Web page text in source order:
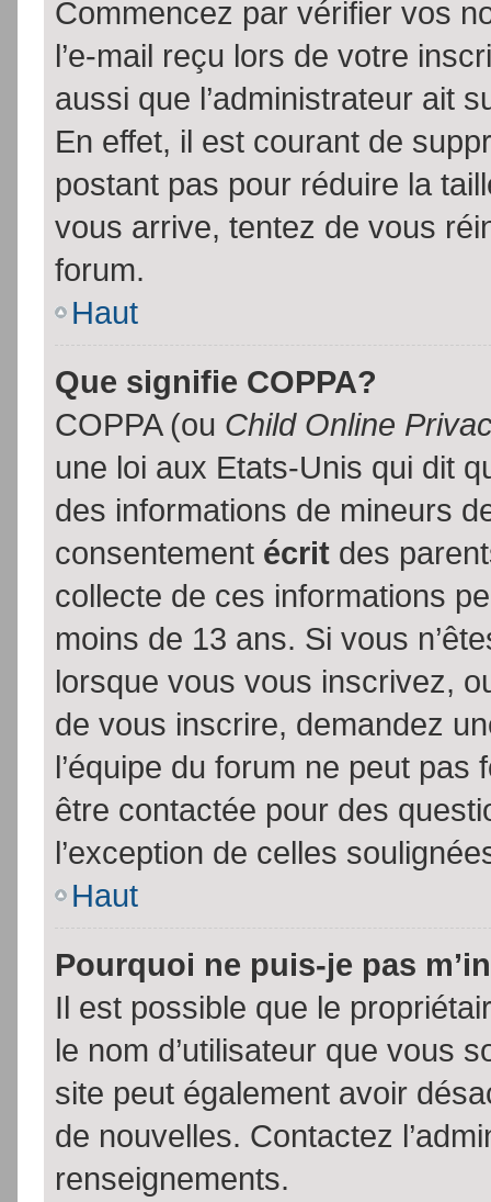
Commencez par vérifier vos
l’e-mail reçu lors de votre
aussi que l’administrateur ait
En effet, il est courant de
postant pas pour réduire la
vous arrive, tentez de vous
forum.
Haut
Que signifie COPPA?
COPPA (ou Child Online
une loi aux Etats-Unis qui dit
des informations de mineurs
consentement écrit des
collecte de ces informations
moins de 13 ans. Si vous
lorsque vous vous inscrivez,
de vous inscrire, demandez
l’équipe du forum ne peut
être contactée pour des
l’exception de celles
Haut
Pourquoi ne puis-je pas
Il est possible que le
le nom d’utilisateur que vous
site peut également avoir
de nouvelles. Contactez
renseignements.